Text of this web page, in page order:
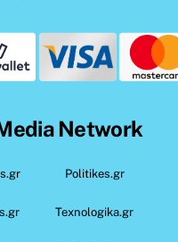
Network
Politikes.gr
Texnologika.gr